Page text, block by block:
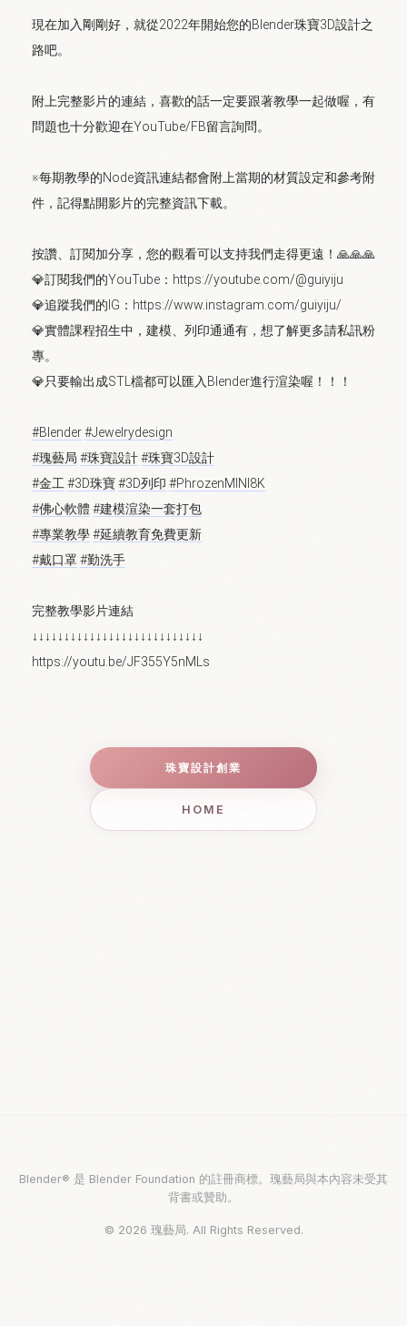
現在加入剛剛好，就從2022年開始您的Blender珠寶3D設計之
路吧。
附上完整影片的連結，喜歡的話一定要跟著教學一起做喔，有
問題也十分歡迎在YouTube/FB留言詢問。
※每期教學的Node資訊連結都會附上當期的材質設定和參考附
件，記得點開影片的完整資訊下載。
按讚、訂閱加分享，您的觀看可以支持我們走得更遠！🙏🙏🙏
💎訂閱我們的YouTube：https://youtube.com/@guiyiju
💎追蹤我們的IG：https://www.instagram.com/guiyiju/
💎實體課程招生中，建模、列印通通有，想了解更多請私訊粉
專。
💎只要輸出成STL檔都可以匯入Blender進行渲染喔！！！
#Blender#Jewelrydesign
#瑰藝局 #珠寶設計#珠寶3D設計
#金工#3D珠寶#3D列印 #PhrozenMINI8K
#佛心軟體 #建模渲染一套打包
#專業教學#延續教育免費更新
#戴口罩#勤洗手
完整教學影片連結
↓↓↓↓↓↓↓↓↓↓↓↓↓↓↓↓↓↓↓↓↓↓↓↓↓↓↓
珠寶設計創業
HOME
Blender® 是 Blender Foundation 的註冊商標。瑰藝局與本內容未受其
背書或贊助。
© 2026 瑰藝局. All Rights Reserved.